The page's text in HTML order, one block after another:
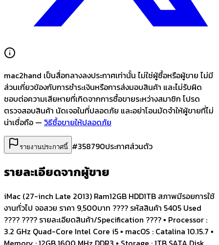
mac2hand เป็นสื่อกลางลงประกาศเท่านั้น ไม่ใช่ผู้ซื้อหรือผู้ขาย ไม่มี
ส่วนเกี่ยวข้องกับการชำระเงินหรือการส่งมอบสินค้า และไม่รับผิด
ชอบต่อความเสียหายที่เกิดจากการซื้อขายระหว่างสมาชิก โปรด
ตรวจสอบสินค้า นัดเจอในที่ปลอดภัย และอย่าโอนมัดจำให้ผู้ขายที่ไม่
น่าเชื่อถือ — วิธีซื้อขายให้ปลอดภัย
รายงานประกาศนี้ #358790ประกาศส่วนตัว
รายละเอียดจากผู้ขาย
iMac (27-inch Late 2013) Ram12GB HDD1TB สภาพมีรอยการใช้
งานทั่วไป จอสวย ราคา 9,500บาท ???? รหัสสินค้า 5405 Used
???? ???? รายละเอียดสินค้า/Specification ???? ▪️ Processor :
3.2 GHz Quad-Core Intel Core i5 ▪️ macOS : Catalina 10.15.7 ▪️